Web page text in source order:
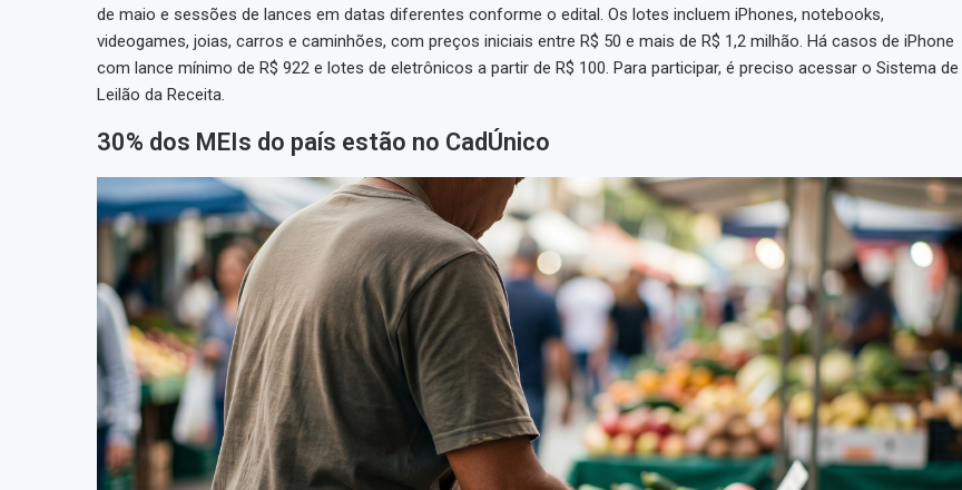
de maio e sessões de lances em datas diferentes conforme o edital. Os lotes incluem iPhones, notebooks,
videogames, joias, carros e caminhões, com preços iniciais entre R$ 50 e mais de R$ 1,2 milhão. Há casos de iPhone
com lance mínimo de R$ 922 e lotes de eletrônicos a partir de R$ 100. Para participar, é preciso acessar o Sistema de
Leilão da Receita.
30% dos MEIs do país estão no CadÚnico